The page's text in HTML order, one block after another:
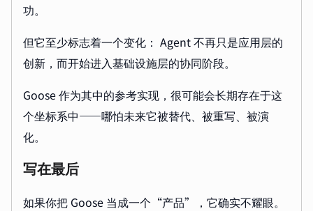
功。
但它至少标志着一个变化： Agent 不再只是应用层的
创新，而开始进入基础设施层的协同阶段。
Goose 作为其中的参考实现，很可能会长期存在于这
个坐标系中——哪怕未来它被替代、被重写、被演
化。
写在最后
如果你把 Goose 当成一个“产品”，它确实不耀眼。